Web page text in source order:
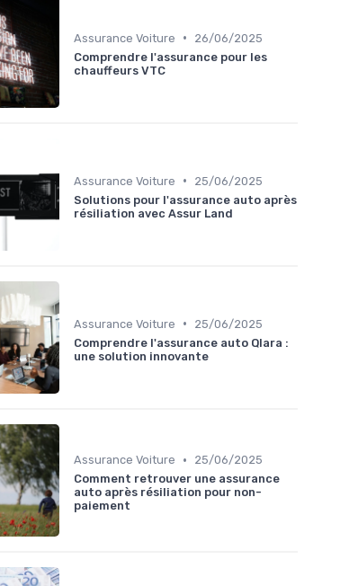
Assurance Voiture •
26/06/2025
Comprendre l'assurance pour les
chauffeurs VTC
Assurance Voiture •
25/06/2025
Solutions pour l'assurance auto après
résiliation avec Assur Land
Assurance Voiture •
25/06/2025
Comprendre l'assurance auto Qlara :
une solution innovante
Assurance Voiture •
25/06/2025
Comment retrouver une assurance
auto après résiliation pour non-
paiement